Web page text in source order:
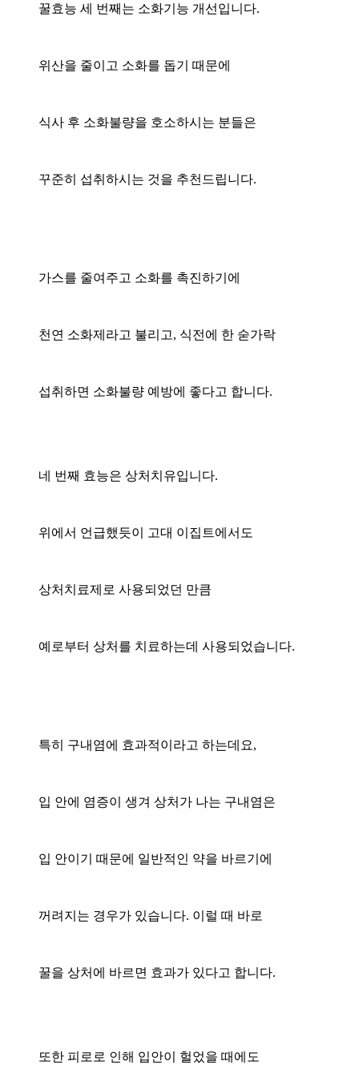
꿀효능 세 번째는 소화기능 개선입니다.
위산을 줄이고 소화를 돕기 때문에
식사 후 소화불량을 호소하시는 분들은
꾸준히 섭취하시는 것을 추천드립니다.
가스를 줄여주고 소화를 촉진하기에
천연 소화제라고 불리고, 식전에 한 숟가락
섭취하면 소화불량 예방에 좋다고 합니다.
네 번째 효능은 상처치유입니다.
위에서 언급했듯이 고대 이집트에서도
상처치료제로 사용되었던 만큼
예로부터 상처를 치료하는데 사용되었습니다.
특히 구내염에 효과적이라고 하는데요,
입 안에 염증이 생겨 상처가 나는 구내염은
입 안이기 때문에 일반적인 약을 바르기에
꺼려지는 경우가 있습니다. 이럴 때 바로
꿀을 상처에 바르면 효과가 있다고 합니다.
또한 피로로 인해 입안이 헐었을 때에도